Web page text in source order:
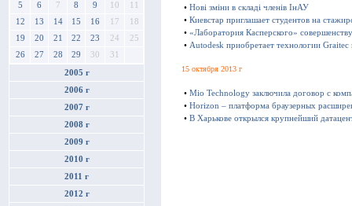
5
6 7 8 9 10
11
12
13 14 15 16 17
18
19
20 21 22 23 24
25
26
27 28 29 30 31
2005 г
2006 г
2007 г
2008 г
2009 г
2010 г
2011 г
2012 г
• Нові зміни в складі членів ІнАУ
• Киевстар приглашает студентов на
• «Лаборатория Касперского»
• Autodesk приобретает технологии
15 октября 2013 г
• Mio Technology заключила договор с
• Horizon – платформа браузерных
• В Харькове открылся крупнейший